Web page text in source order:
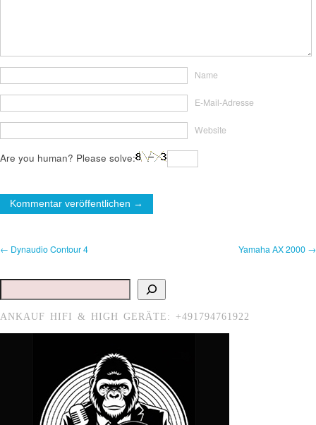
Name
E-Mail-Adresse
Website
Are you human? Please solve:
← Dynaudio Contour 4 Yamaha AX 2000 →
Suchen
ANKAUF HIFI & HIGH GERÄTE: +491794761922